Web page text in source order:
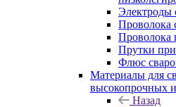
Электроды
Проволока
Проволока
Прутки
Флюс
Материалы для
высокопрочных
Назад